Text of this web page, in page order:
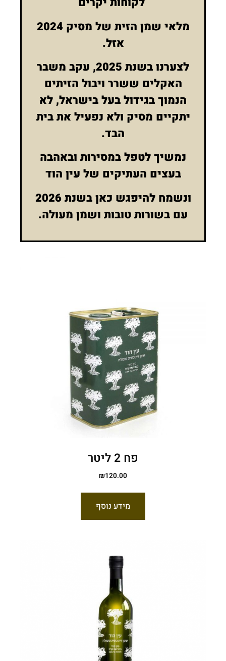
מלאי שמן הזית של מסיק 2024
אזל.
לצערנו בשנת 2025, עקב משבר
האקלים ששרר ויבול הזיתים
הנמוך בגידול בעל בישראל, לא
יתקיים מסיק ולא נפעיל את בית
הבד.
נמשיך לטפל במסירות ובאהבה
בעצים העתיקים של עין הוד
ונשמח להיפגש כאן בשנת 2026
עם בשורות טובות ושמן מעולה.
פח 2 ליטר
₪120.00
מידע נוסף